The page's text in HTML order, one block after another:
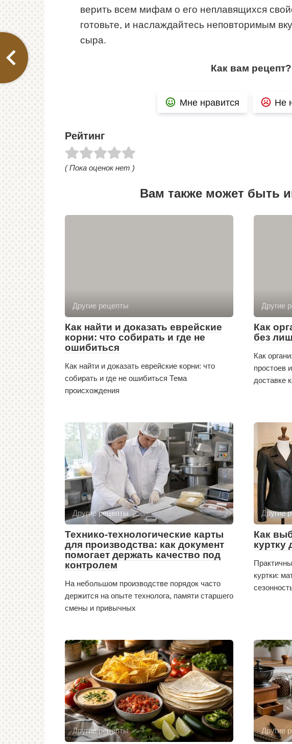
верить всем мифам о его неплавящихся
готовьте, и наслаждайтесь неповторимым
сыра.
Как вам рецепт?
Мне нравится Не
Рейтинг
( Пока оценок нет )
Вам также может быть
Другие рецепты
Как найти и доказать еврейские
корни: что собирать и где не
ошибиться
Как найти и доказать еврейские корни: что
собирать и где не ошибиться Тема
происхождения
Другие
Как
без
Как
простоев
доставке
Другие рецепты
Технико-технологические карты
для производства: как документ
помогает держать качество под
контролем
На небольшом производстве порядок часто
держится на опыте технолога, памяти старшего
смены и привычных
Другие
Как
куртку
куртки:
Другие рецепты Другие